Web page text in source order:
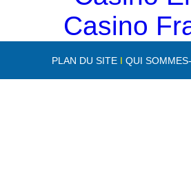
Casino
PLAN DU SITE IQUI